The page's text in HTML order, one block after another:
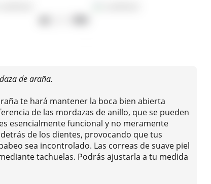
de araña.
te hará mantener la boca bien abierta
de las mordazas de anillo, que se pueden
esencialmente funcional y no meramente
de los dientes, provocando que tus
sea incontrolado. Las correas de suave piel
tachuelas. Podrás ajustarla a tu medida